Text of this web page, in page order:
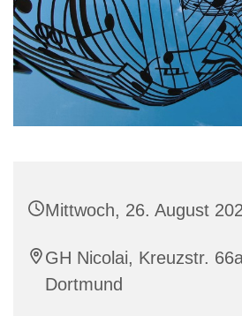
Mittwoch, 26. August
GH Nicolai, Kreuzstr.
Dortmund